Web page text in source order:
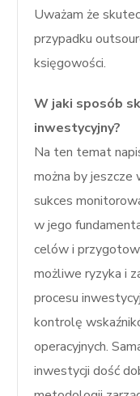
Uważam że
przypadku
księgowości.
W jaki sposób
inwestycyjny?
Na ten temat
można by jeszcze
sukces
w jego
celów i
możliwe ryzyka i
procesu
kontrolę
operacyjnych.
inwestycji dość